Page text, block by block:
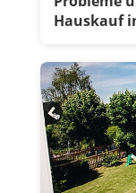
Hauskauf